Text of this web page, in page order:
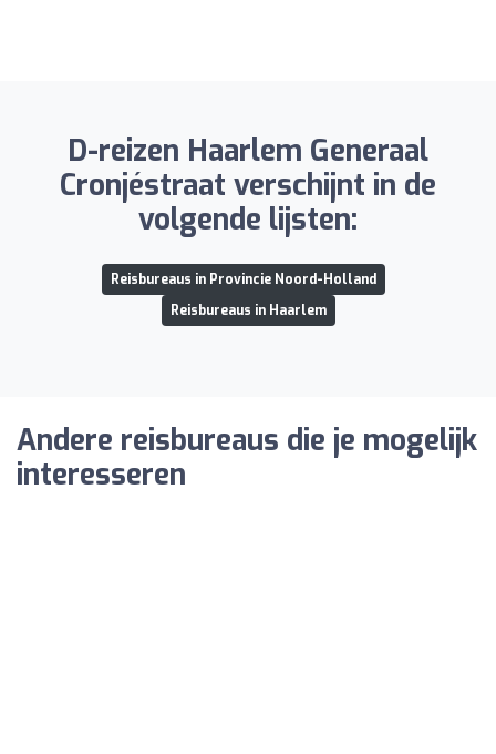
D-reizen Haarlem Generaal
Cronjéstraat verschijnt in de
volgende lijsten:
Reisbureaus in Provincie Noord-Holland
Reisbureaus in Haarlem
Andere reisbureaus die je mogelijk
interesseren